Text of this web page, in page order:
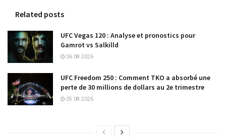
Related posts
UFC Vegas 120 : Analyse et pronostics pour
Gamrot vs Salkilld
06.08.2026
UFC Freedom 250 : Comment TKO a absorbé une
perte de 30 millions de dollars au 2e trimestre
05.08.2026